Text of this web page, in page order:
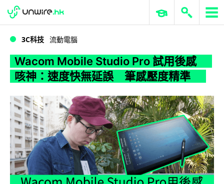
WWDC 2026 ERP 與商業 AI
3C科技 流動電腦
Wacom Mobile Studio Pro 試用後感
咳神：速度快無延誤 筆感壓度精準